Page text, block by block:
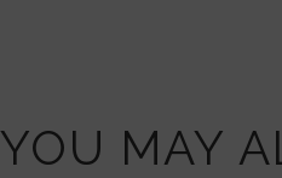
YOU MAY